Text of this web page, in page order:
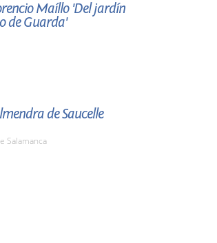
Maíllo 'Del jardín
de Guarda'
de Saucelle
Salamanca